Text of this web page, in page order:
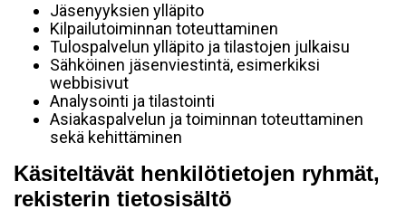
Jäsenyyksien ylläpito
Kilpailutoiminnan toteuttaminen
Tulospalvelun ylläpito ja tilastojen julkaisu
Sähköinen jäsenviestintä, esimerkiksi
webbisivut
Analysointi ja tilastointi
Asiakaspalvelun ja toiminnan toteuttaminen
sekä kehittäminen
Käsiteltävät henkilötietojen ryhmät,
rekisterin tietosisältö